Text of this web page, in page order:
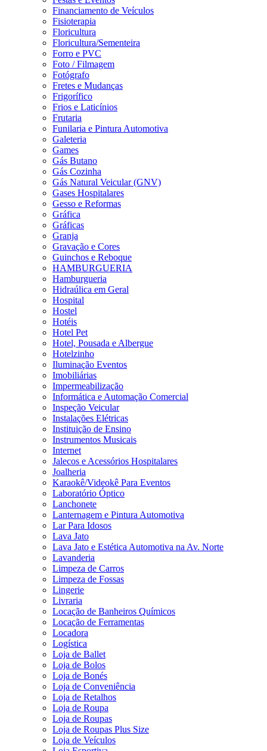
Financiamento de Veículos
Fisioterapia
Floricultura
Floricultura/Sementeira
Forro e PVC
Foto / Filmagem
Fotógrafo
Fretes e Mudanças
Frigorífico
Frios e Laticínios
Frutaria
Funilaria e Pintura Automotiva
Galeteria
Games
Gás Butano
Gás Cozinha
Gás Natural Veicular (GNV)
Gases Hospitalares
Gesso e Reformas
Gráfica
Gráficas
Granja
Gravação e Cores
Guinchos e Reboque
HAMBURGUERIA
Hamburgueria
Hidraúlica em Geral
Hospital
Hostel
Hotéis
Hotel Pet
Hotel, Pousada e Albergue
Hotelzinho
Iluminação Eventos
Imobiliárias
Impermeabilização
Informática e Automação Comercial
Inspeção Veicular
Instalações Elétricas
Instituição de Ensino
Instrumentos Musicais
Internet
Jalecos e Acessórios Hospitalares
Joalheria
Karaokê/Videokê Para Eventos
Laboratório Óptico
Lanchonete
Lanternagem e Pintura Automotiva
Lar Para Idosos
Lava Jato
Lava Jato e Estética Automotiva na Av. Norte
Lavanderia
Limpeza de Carros
Limpeza de Fossas
Lingerie
Livraria
Locação de Banheiros Químicos
Locação de Ferramentas
Locadora
Logística
Loja de Ballet
Loja de Bolos
Loja de Bonés
Loja de Conveniência
Loja de Retalhos
Loja de Roupa
Loja de Roupas
Loja de Roupas Plus Size
Loja de Veículos